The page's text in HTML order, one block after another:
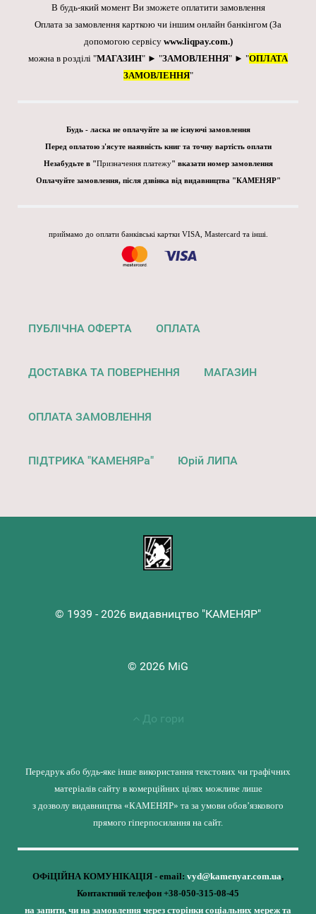
В будь-який момент Ви зможете оплатити замовлення
Оплата за замовлення карткою чи іншим онлайн банкінгом (За
допомогою сервісу www.liqpay.com.)
можна в розділі "МАГАЗИН" ► "ЗАМОВЛЕННЯ" ► "ОПЛАТА
ЗАМОВЛЕННЯ"
Будь - ласка не оплачуйте за не існуючі замовлення
Перед оплатою з'ясуте наявність книг та точну вартість оплати
Незабудьте в "Призначення платежу" вказати номер замовлення
Оплачуйте замовлення, після дзвінка від видавництва "КАМЕНЯР"
приймамо до оплати банківські картки VISA, Mastercard та інші.
ПУБЛІЧНА ОФЕРТА ОПЛАТА
ДОСТАВКА ТА ПОВЕРНЕННЯ МАГАЗИН
ОПЛАТА ЗАМОВЛЕННЯ
ПІДТРИКА "КАМЕНЯРа" Юрій ЛИПА
© 1939 - 2026 видавництво "КАМЕНЯР"
© 2026 MiG
До гори
Передрук або будь-яке інше використання текстових чи графічних
матеріалів сайту в комерційних цілях можливе лише
з дозволу видавництва «КАМЕНЯР» та за умови обов’язкового
прямого гіперпосилання на сайт.
ОФіЦІЙНА КОМУНІКАЦІЯ - email: vyd@kamenyar.com.ua,
Контактний телефон +38-050-315-08-45
на запити, чи на замовлення через сторінки соціальних мереж та